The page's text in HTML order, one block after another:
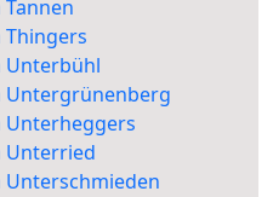
Thingers
Unterbühl
Untergrünenberg
Unterheggers
Unterried
Unterschmieden